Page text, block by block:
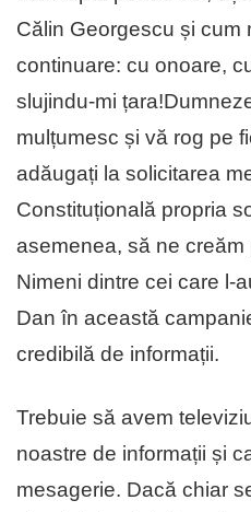
Călin Georgescu și cum
continuare: cu onoare,
slujindu-mi
mulțumesc și vă rog pe
adăugați la solicitarea
Constituțională propria
asemenea, să ne creăm
Nimeni dintre cei care l-
Dan în această
credibilă de informații.
Trebuie să avem
noastre de informații și
mesagerie. Dacă chiar